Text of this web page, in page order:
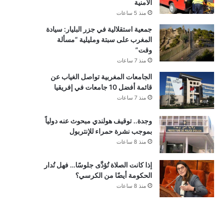
الأمنية
منذ 5 ساعات
جمعية استقلالية في جزر البليار: سيادة
المغرب على سبتة ومليلية “مسألة
وقت”
منذ 7 ساعات
الجامعات المغربية تواصل الغياب عن
قائمة أفضل 10 جامعات في إفريقيا
منذ 7 ساعات
وجدة.. توقيف هولندي مبحوث عنه دولياً
بموجب نشرة حمراء للإنتربول
منذ 8 ساعات
إذا كانت الصلاة تُؤدَّى جلوسًا… فهل تُدار
الحكومة أيضًا من الكرسي؟
منذ 8 ساعات